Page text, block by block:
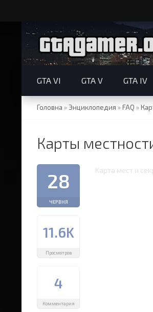
GTA VI GTA V GTA IV
Головна »Энциклопедия »FAQ »
Карты
28
ЧЕРВНЯ
11.6K
Просмотров
4
Комментария
Карта мест и